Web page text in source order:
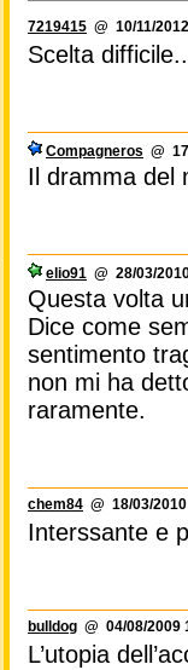
7219415 @ 10/11/
Scelta
Compagneros @
Il dramma del
elio91 @ 28/03/
Questa volta
Dice come
sentimento
non mi ha
raramente.
chem84 @ 18/03/
Interssante e
bulldog @ 04/08/2009
L’utopia